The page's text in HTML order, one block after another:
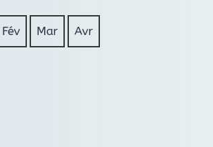
Fév Mar Avr